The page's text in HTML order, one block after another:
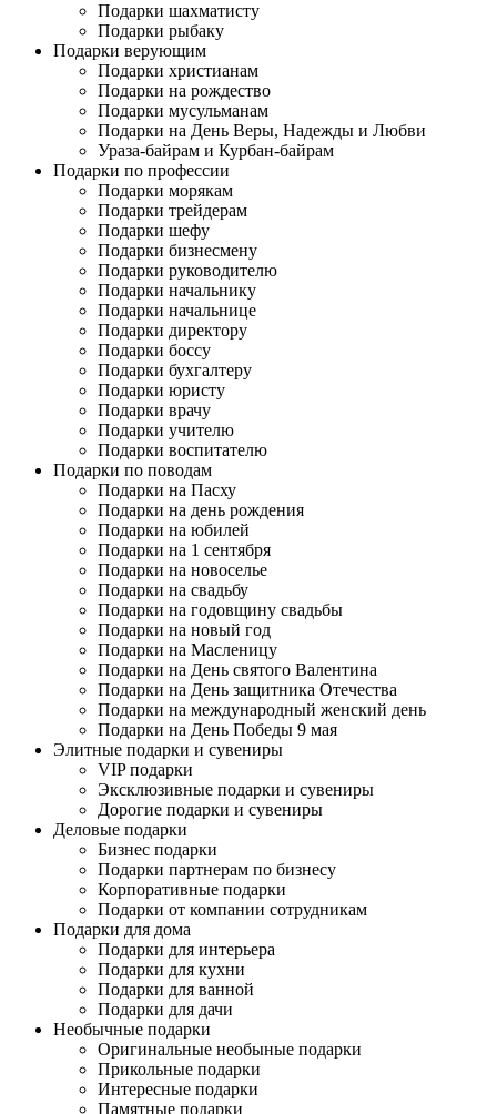
Подарки шахматисту
Подарки рыбаку
Подарки верующим
Подарки христианам
Подарки на рождество
Подарки мусульманам
Подарки на День Веры, Надежды и Любви
Ураза-байрам и Курбан-байрам
Подарки по профессии
Подарки морякам
Подарки трейдерам
Подарки шефу
Подарки бизнесмену
Подарки руководителю
Подарки начальнику
Подарки начальнице
Подарки директору
Подарки боссу
Подарки бухгалтеру
Подарки юристу
Подарки врачу
Подарки учителю
Подарки воспитателю
Подарки по поводам
Подарки на Пасху
Подарки на день рождения
Подарки на юбилей
Подарки на 1 сентября
Подарки на новоселье
Подарки на свадьбу
Подарки на годовщину свадьбы
Подарки на новый год
Подарки на Масленицу
Подарки на День святого Валентина
Подарки на День защитника Отечества
Подарки на международный женский день
Подарки на День Победы 9 мая
Элитные подарки и сувениры
VIP подарки
Эксклюзивные подарки и сувениры
Дорогие подарки и сувениры
Деловые подарки
Бизнес подарки
Подарки партнерам по бизнесу
Корпоративные подарки
Подарки от компании сотрудникам
Подарки для дома
Подарки для интерьера
Подарки для кухни
Подарки для ванной
Подарки для дачи
Необычные подарки
Оригинальные необыные подарки
Прикольные подарки
Интересные подарки
Памятные подарки